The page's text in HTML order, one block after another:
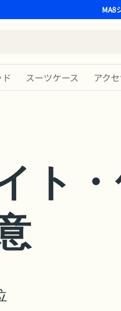
MA8
スーツケース アク
ト